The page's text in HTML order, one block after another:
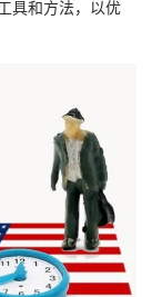
具和方法，以优